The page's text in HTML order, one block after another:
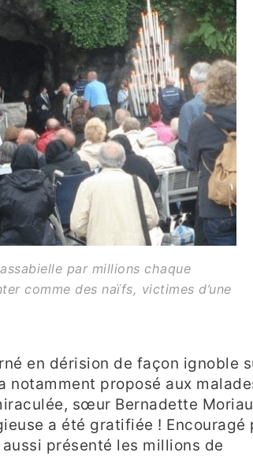
par millions chaque
comme des naïfs, victimes d’une
en dérision de façon ignoble
notamment proposé aux
sœur Bernadette
a été gratifiée ! Encouragé
présenté les millions de